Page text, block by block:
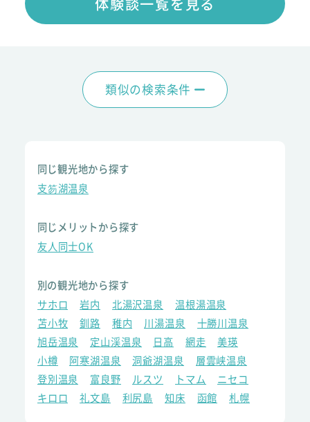
類似の検索条件
同じ観光地から探す
支笏湖温泉
同じメリットから探す
友人同士OK
別の観光地から探す
サホロ
岩内 北湯沢温泉
温根湯温泉
苫小牧
釧路 稚内 川湯温泉
十勝川温泉
旭岳温泉
定山渓温泉 日高 網走
美瑛
小樽
阿寒湖温泉 洞爺湖温泉
層雲峡温泉
登別温泉
富良野 ルスツ トマム
ニセコ
キロロ
礼文島 利尻島 知床 函館 札幌